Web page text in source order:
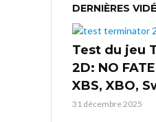
DERNIÈRES
Test du jeu
2D: NO
XBS, XBO,
31 décembre 2025